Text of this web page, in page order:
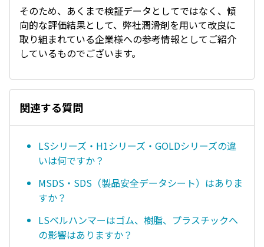
そのため、あくまで検証データとしてではなく、傾
向的な評価結果として、弊社潤滑剤を用いて改良に
取り組まれている企業様への参考情報としてご紹介
しているものでございます。
関連する質問
LSシリーズ・H1シリーズ・GOLDシリーズの違
いは何ですか？
MSDS・SDS（製品安全データシート）はありま
すか？
LSベルハンマーはゴム、樹脂、プラスチックへ
の影響はありますか？